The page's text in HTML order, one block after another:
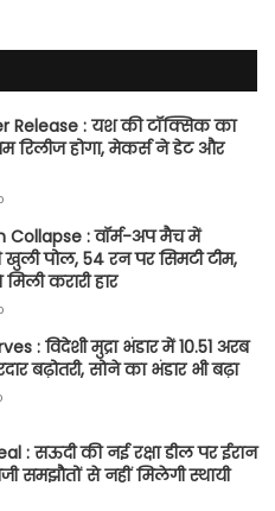
Release : यश की टॉक्सिक का
रिलीज होगा, मेकर्स ने डेट और
Collapse : वॉर्म-अप मैच में
खुली पोल, 54 रन पर सिमटी टीम,
करारी हार
: विदेशी मुद्रा भंडार में 10.51 अरब
बढ़ोतरी, सोने का भंडार भी बढ़ा
: सऊदी की नई रक्षा डील पर ईरान
समझौतों से नहीं मिलेगी स्थायी